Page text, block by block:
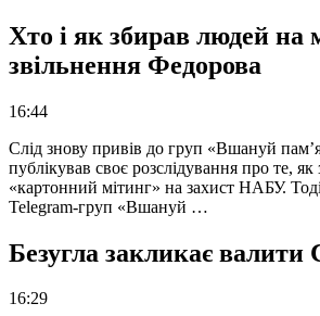
Хто і як збирав людей на
звільнення Федорова
16:44
Слід знову привів до груп «Вшануй
публікував своє розслідування про те,
«картонний мітинг» на захист НАБУ.
Telegram-груп «Вшануй …
Безугла закликає валити
16:29